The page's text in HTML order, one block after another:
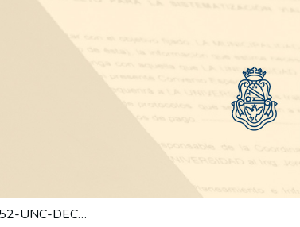
RD-2025-752-UNC-DEC#FP